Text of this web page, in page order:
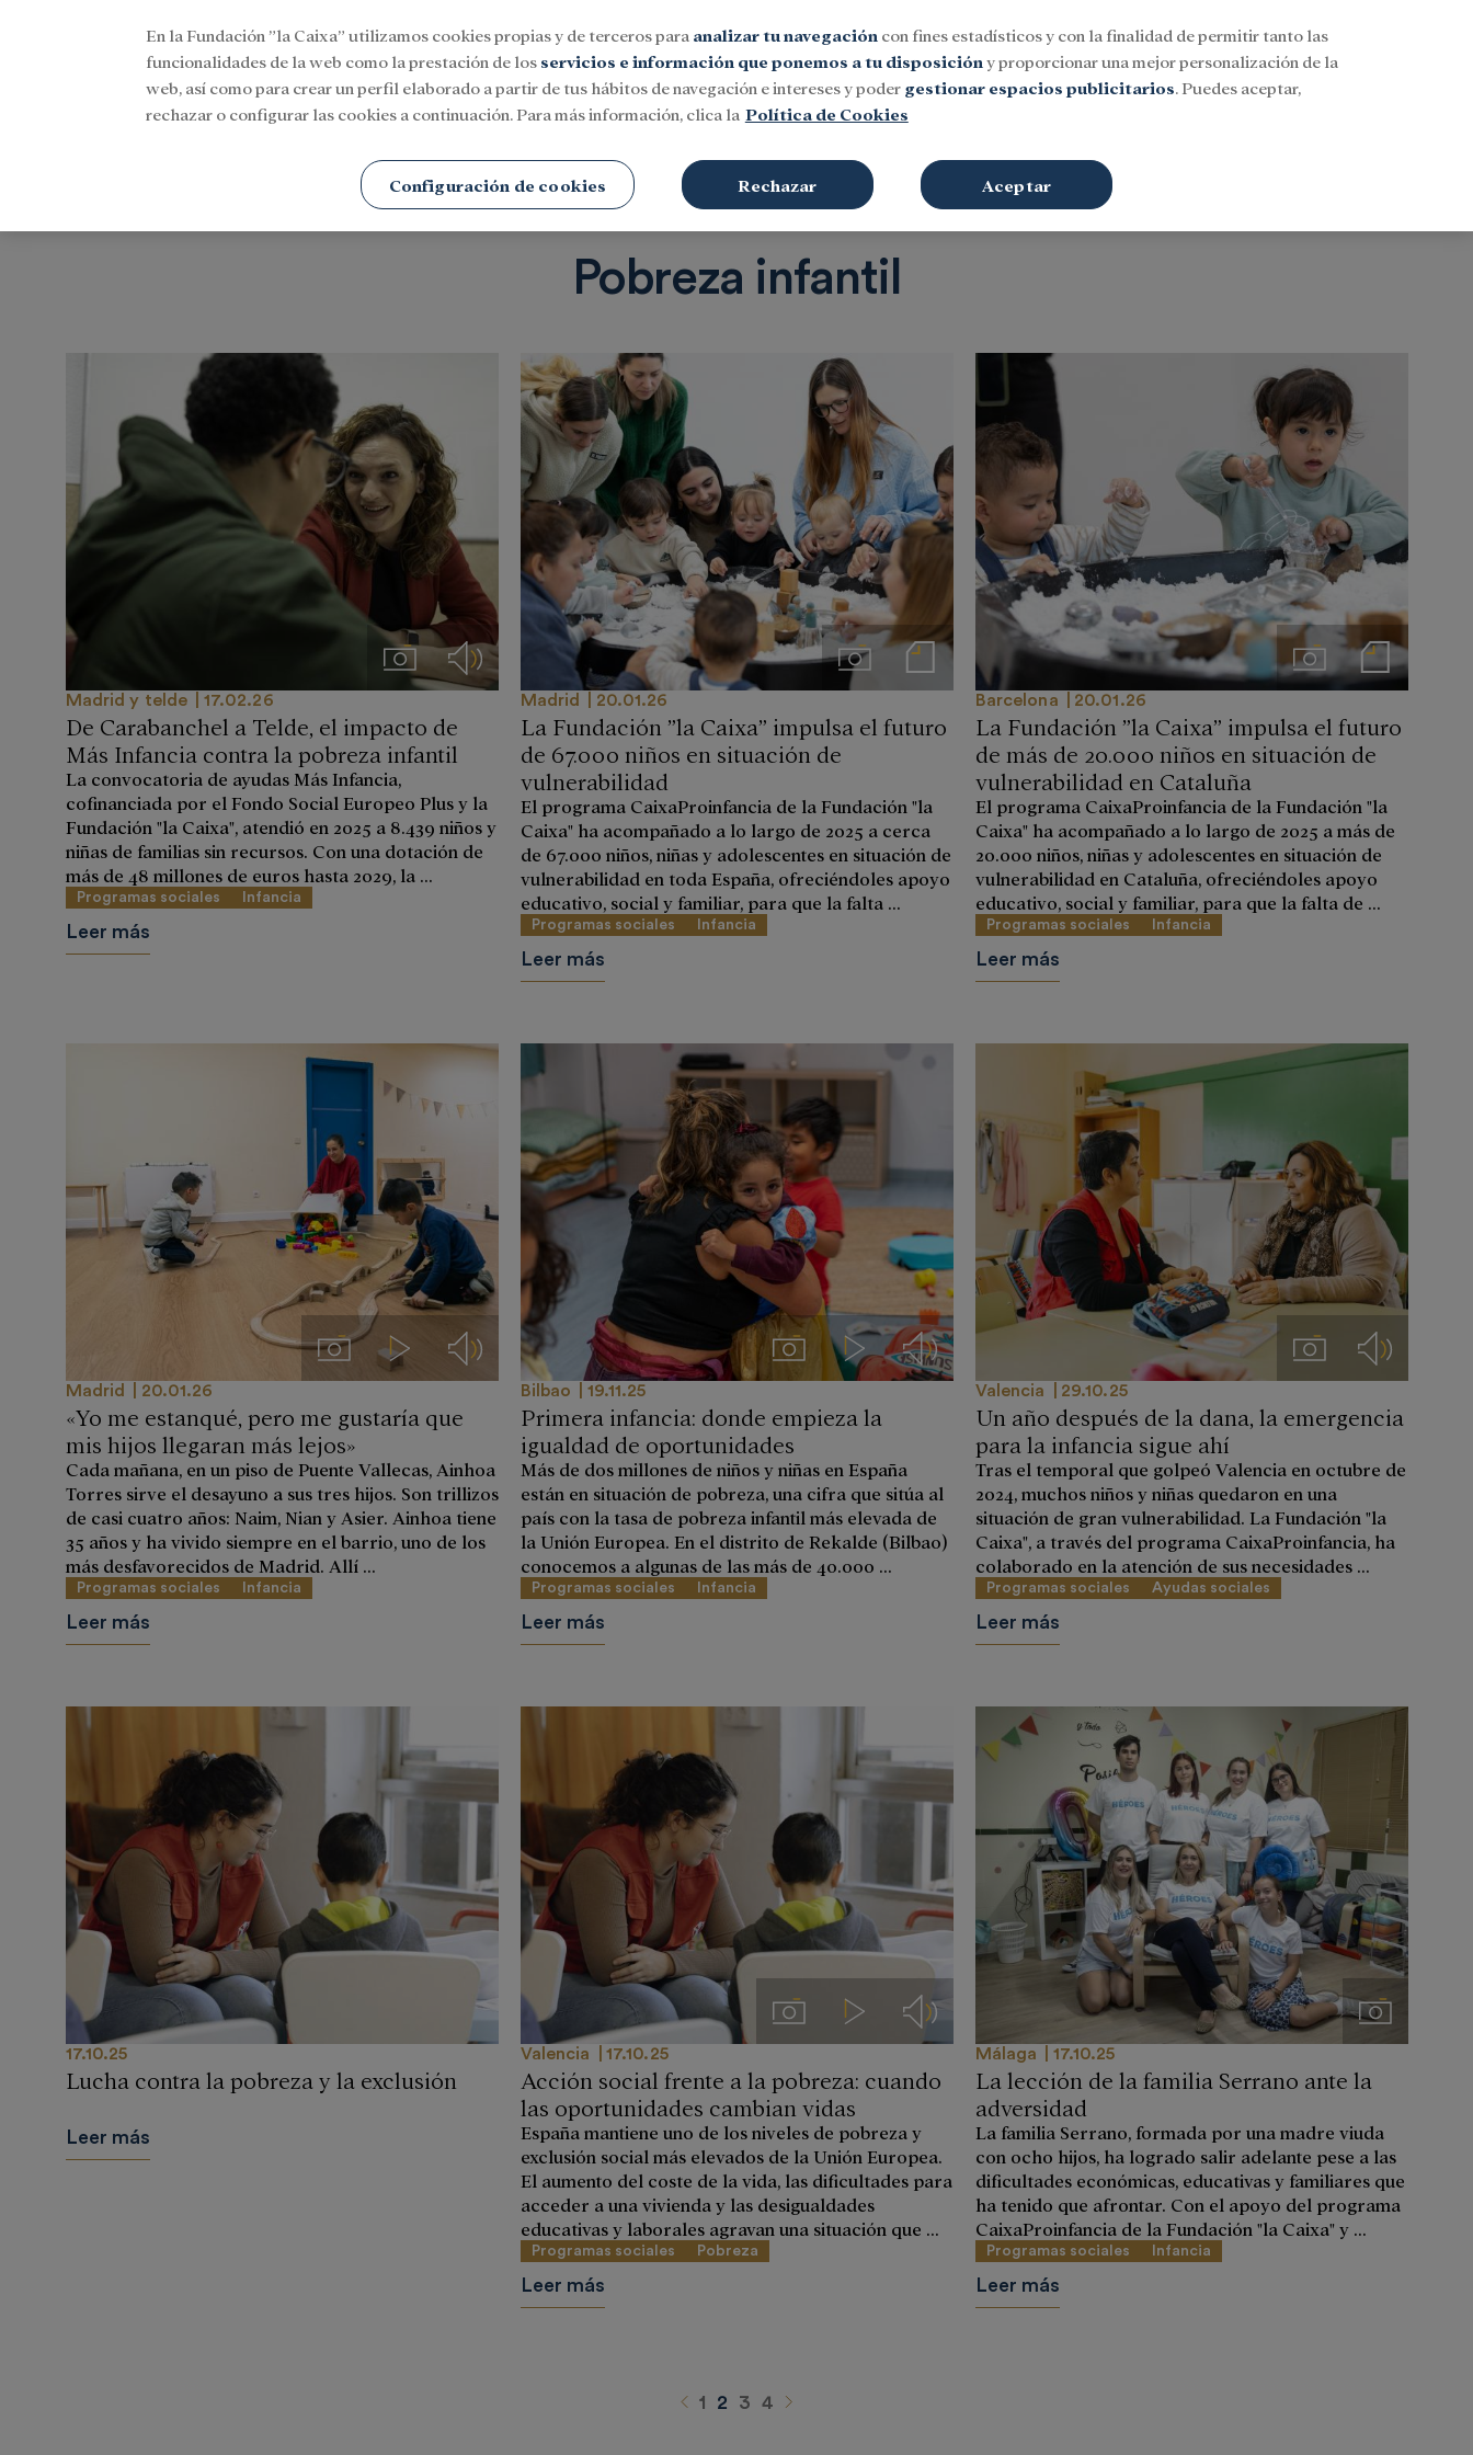
Iniciar sesión Buscar
SocialInvestigación y becasCultura
Pobreza infantil
Imágenes Audios
Madrid y telde 17.02.26
De Carabanchel a Telde, el impacto de
Más Infancia contra la pobreza infantil
La convocatoria de ayudas Más Infancia,
cofinanciada por el Fondo Social Europeo Plus y la
Fundación "la Caixa", atendió en 2025 a 8.439 niños y
niñas de familias sin recursos. Con una dotación de
más de 48 millones de euros hasta 2029, la ...
Programas sociales Infancia
Leer más
ImágenesNotas de prensa
Madrid 20.01.26
La Fundación ”la Caixa” impulsa el futuro
de 67.000 niños en situación de
vulnerabilidad
El programa CaixaProinfancia de la Fundación "la
Caixa" ha acompañado a lo largo de 2025 a cerca
de 67.000 niños, niñas y adolescentes en situación de
vulnerabilidad en toda España, ofreciéndoles apoyo
educativo, social y familiar, para que la falta ...
Programas sociales Infancia
Leer más
ImágenesNotas de prensa
Barcelona 20.01.26
La Fundación ”la Caixa” impulsa el futuro
de más de 20.000 niños en situación de
vulnerabilidad en Cataluña
El programa CaixaProinfancia de la Fundación "la
Caixa" ha acompañado a lo largo de 2025 a más de
20.000 niños, niñas y adolescentes en situación de
vulnerabilidad en Cataluña, ofreciéndoles apoyo
educativo, social y familiar, para que la falta de ...
Programas sociales Infancia
Leer más
ImágenesVideos Audios
Madrid 20.01.26
«Yo me estanqué, pero me gustaría que
mis hijos llegaran más lejos»
Cada mañana, en un piso de Puente Vallecas, Ainhoa
Torres sirve el desayuno a sus tres hijos. Son trillizos
de casi cuatro años: Naim, Nian y Asier. Ainhoa tiene
35 años y ha vivido siempre en el barrio, uno de los
más desfavorecidos de Madrid. Allí ...
Programas sociales Infancia
Leer más
ImágenesVideos Audios
Bilbao 19.11.25
Primera infancia: donde empieza la
igualdad de oportunidades
Más de dos millones de niños y niñas en España
están en situación de pobreza, una cifra que sitúa al
país con la tasa de pobreza infantil más elevada de
la Unión Europea. En el distrito de Rekalde (Bilbao)
conocemos a algunas de las más de 40.000 ...
Programas sociales Infancia
Leer más
Imágenes Audios
Valencia 29.10.25
Un año después de la dana, la emergencia
para la infancia sigue ahí
Tras el temporal que golpeó Valencia en octubre de
2024, muchos niños y niñas quedaron en una
situación de gran vulnerabilidad. La Fundación "la
Caixa", a través del programa CaixaProinfancia, ha
colaborado en la atención de sus necesidades ...
Programas sociales Ayudas sociales
Leer más
17.10.25
Lucha contra la pobreza y la exclusión
Leer más
ImágenesVideos Audios
Valencia 17.10.25
Acción social frente a la pobreza: cuando
las oportunidades cambian vidas
España mantiene uno de los niveles de pobreza y
exclusión social más elevados de la Unión Europea.
El aumento del coste de la vida, las dificultades para
acceder a una vivienda y las desigualdades
educativas y laborales agravan una situación que ...
Programas sociales Pobreza
Leer más
Imágenes
Málaga 17.10.25
La lección de la familia Serrano ante la
adversidad
La familia Serrano, formada por una madre viuda
con ocho hijos, ha logrado salir adelante pese a las
dificultades económicas, educativas y familiares que
ha tenido que afrontar. Con el apoyo del programa
CaixaProinfancia de la Fundación "la Caixa" y ...
Programas sociales Infancia
Leer más
Anterior
1 2 3 4 Siguiente
En la Fundación ”la Caixa” utilizamos cookies propias y de terceros para analizar tu navegación con fines estadísticos y con la finalidad de permitir tanto las
funcionalidades de la web como la prestación de los servicios e información que ponemos a tu disposición y proporcionar una mejor personalización de la
web, así como para crear un perfil elaborado a partir de tus hábitos de navegación e intereses y poder gestionar espacios publicitarios. Puedes aceptar,
rechazar o configurar las cookies a continuación. Para más información, clica la Política de Cookies
Configuración de cookies Rechazar Aceptar